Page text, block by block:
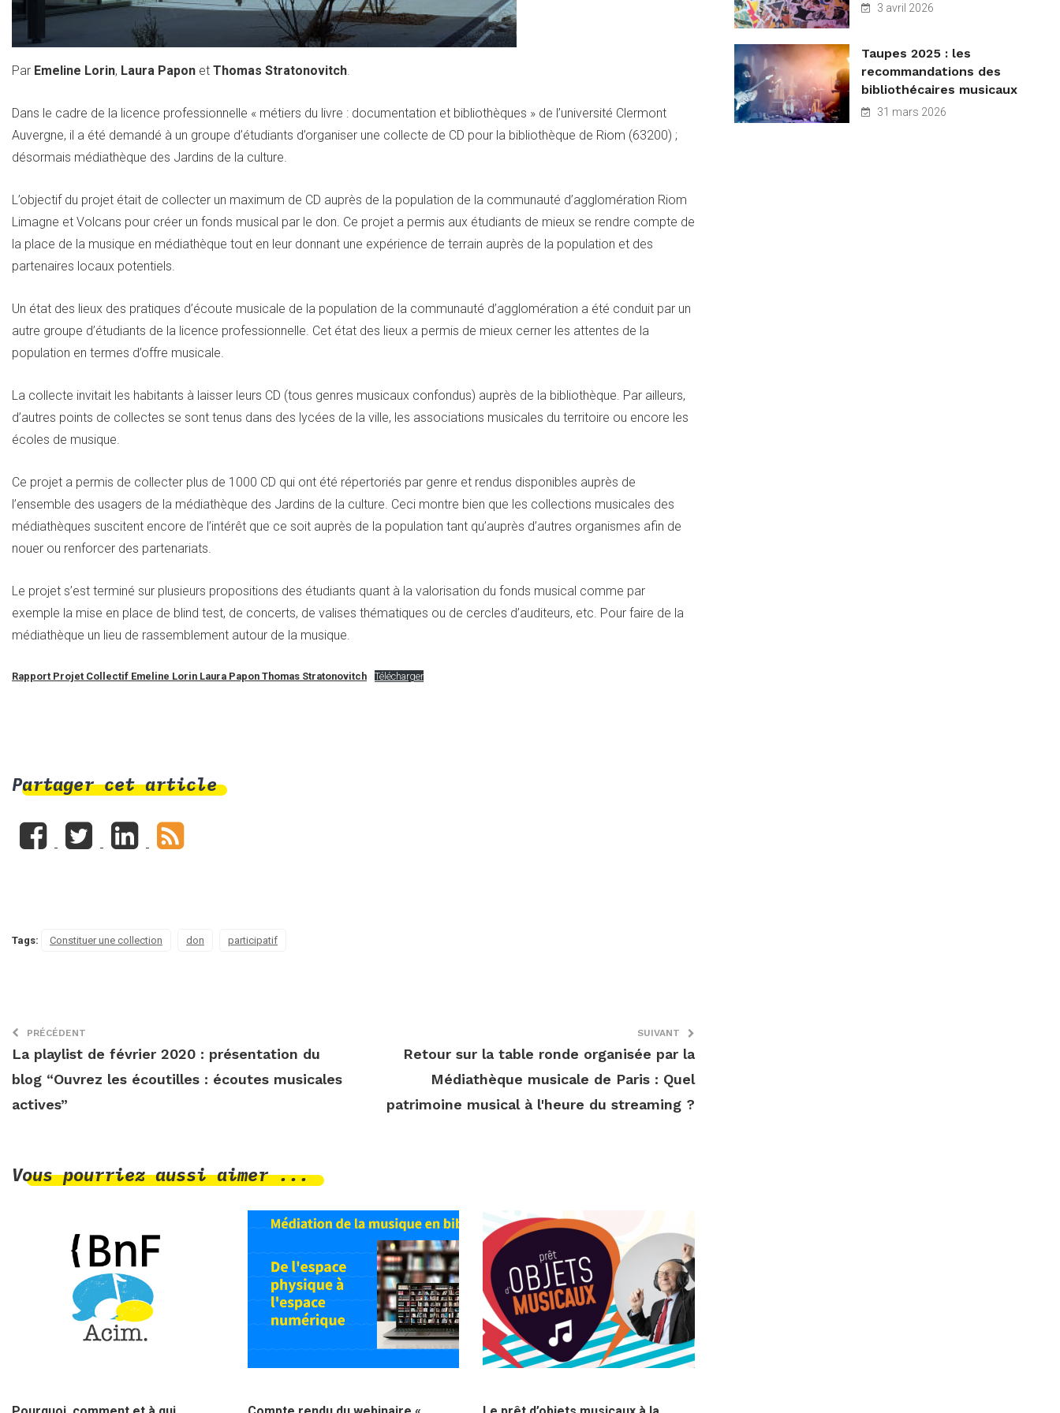
Par Emeline Lorin, Laura Papon et Thomas Stratonovitch.
Dans le cadre de la licence professionnelle « métiers du livre : documentation et bibliothèques » de l’université Clermont
Auvergne, il a été demandé à un groupe d’étudiants d’organiser une collecte de CD pour la bibliothèque de Riom (63200) ;
désormais médiathèque des Jardins de la culture.
L’objectif du projet était de collecter un maximum de CD auprès de la population de la communauté d’agglomération Riom
Limagne et Volcans pour créer un fonds musical par le don. Ce projet a permis aux étudiants de mieux se rendre compte de
la place de la musique en médiathèque tout en leur donnant une expérience de terrain auprès de la population et des
partenaires locaux potentiels.
Un état des lieux des pratiques d’écoute musicale de la population de la communauté d’agglomération a été conduit par un
autre groupe d’étudiants de la licence professionnelle. Cet état des lieux a permis de mieux cerner les attentes de la
population en termes d’offre musicale.
La collecte invitait les habitants à laisser leurs CD (tous genres musicaux confondus) auprès de la bibliothèque. Par ailleurs,
d’autres points de collectes se sont tenus dans des lycées de la ville, les associations musicales du territoire ou encore les
écoles de musique.
Ce projet a permis de collecter plus de 1000 CD qui ont été répertoriés par genre et rendus disponibles auprès de
l’ensemble des usagers de la médiathèque des Jardins de la culture. Ceci montre bien que les collections musicales des
médiathèques suscitent encore de l’intérêt que ce soit auprès de la population tant qu’auprès d’autres organismes afin de
nouer ou renforcer des partenariats.
Le projet s’est terminé sur plusieurs propositions des étudiants quant à la valorisation du fonds musical comme par
exemple la mise en place de blind test, de concerts, de valises thématiques ou de cercles d’auditeurs, etc. Pour faire de la
médiathèque un lieu de rassemblement autour de la musique.
Rapport Projet Collectif Emeline Lorin Laura Papon Thomas Stratonovitch Télécharger
Partager cet article
Tags: Constituer une collection don participatif
PRÉCÉDENT
La playlist de février 2020 : présentation du
blog “Ouvrez les écoutilles : écoutes musicales
actives”
SUIVANT
Retour sur la table ronde organisée par la
Médiathèque musicale de Paris : Quel
patrimoine musical à l'heure du streaming ?
Vous pourriez aussi aimer ...
3 avril 2026
Taupes 2025 : les
recommandations des
bibliothécaires musicaux
31 mars 2026